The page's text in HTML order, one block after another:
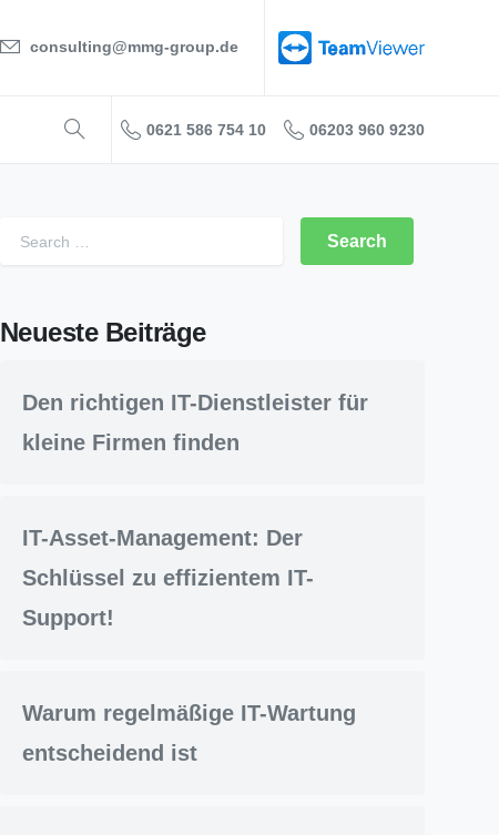
consulting@mmg-group.de
0621 586 754 10 06203 960 9230
Neueste Beiträge
Den richtigen IT-Dienstleister für
kleine Firmen finden
IT-Asset-Management: Der
Schlüssel zu effizientem IT-
Support!
Warum regelmäßige IT-Wartung
entscheidend ist